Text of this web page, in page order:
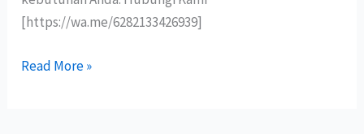
[https://wa.me/6282133426939]
Read More »